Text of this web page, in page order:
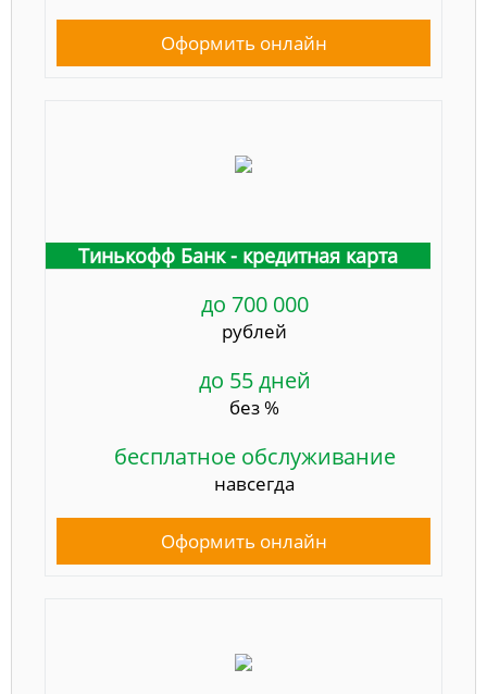
Оформить онлайн
Тинькофф Банк - кредитная карта
до 700 000
рублей
до 55 дней
без %
бесплатное обслуживание
навсегда
Оформить онлайн